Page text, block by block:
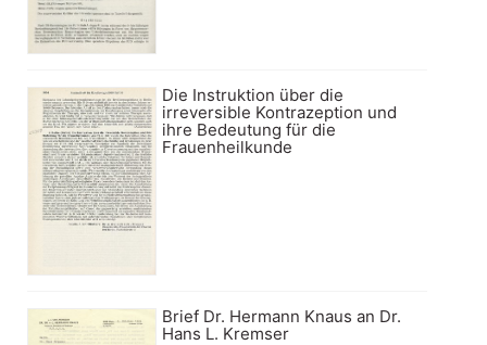
Die Instruktion über die
irreversible Kontrazeption und
ihre Bedeutung für die
Frauenheilkunde
Brief Dr. Hermann Knaus an Dr.
Hans L. Kremser